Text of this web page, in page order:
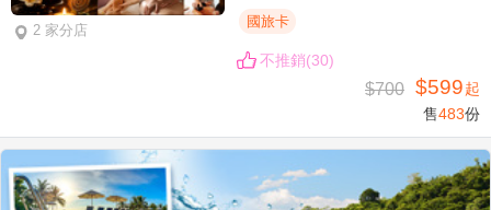
2 家分店
國旅卡
不推銷(30)
$700 $599起
售483份